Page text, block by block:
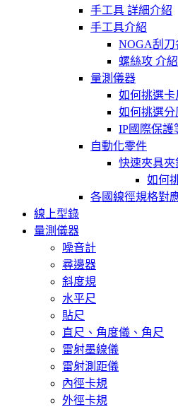
手工具 詳細介紹
手工具介紹
NOGA刮刀
螺絲攻 介紹
量測儀器
如何挑選卡
如何挑選分
IP國際保護
自動化零件
快速夾具夾
如何
各國線徑規格對
線上型錄
量測儀器
噪音計
尋邊器
斜度規
水平尺
貼尺
直尺、角度儀、角尺
雷射墨線儀
雷射測距儀
內徑卡規
外徑卡規